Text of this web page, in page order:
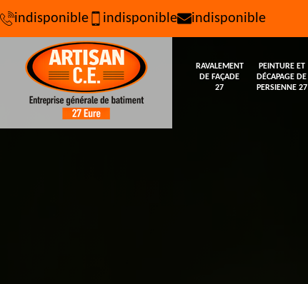
indisponible indisponible indisponible
RAVALEMENT
DE FAÇADE
27
PEINTURE ET
DÉCAPAGE DE
PERSIENNE 27